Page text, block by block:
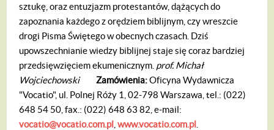
sztukę, oraz entuzjazm protestantów, dążących do
zapoznania każdego z orędziem biblijnym, czy wreszcie
drogi Pisma Świętego w obecnych czasach. Dziś
upowszechnianie wiedzy biblijnej staje się coraz bardziej
przedsięwzięciem ekumenicznym. prof. Michał
Wojciechowski
Zamówienia:Oficyna Wydawnicza
"Vocatio", ul. Polnej Róży 1, 02-798 Warszawa, tel.: (022)
648 54 50, fax.: (022) 648 63 82, e-mail:
vocatio@vocatio.com.pl ,www.vocatio.com.pl